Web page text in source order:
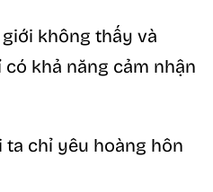
không thấy và
khả năng cảm nhận
chỉ yêu hoàng hôn